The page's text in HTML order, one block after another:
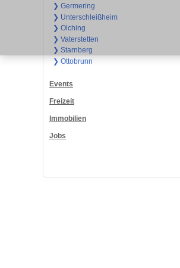
❯ Germering
❯ Unterschleißheim
❯ Olching
❯ Vaterstetten
❯ Starnberg
❯ Ottobrunn
Events
Freizeit
Immobilien
Jobs